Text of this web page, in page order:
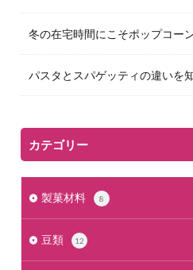
冬の在宅時間にこそポップコー
パスタとスパゲッティの違いを
カテゴリー
製菓材料 8
豆類 12